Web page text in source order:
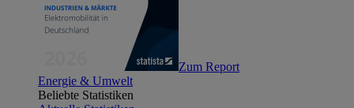
Zum Report
Energie & Umwelt
Beliebte Statistiken